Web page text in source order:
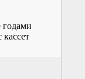
годами